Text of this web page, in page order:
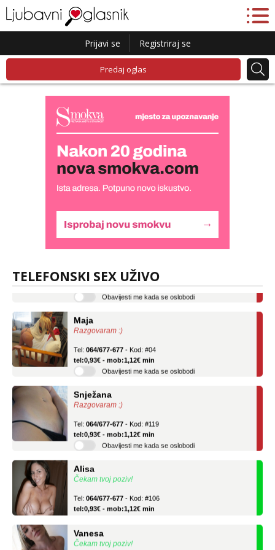
Prijavi se Registriraj se
Predaj oglas
TELEFONSKI SEX UŽIVO
Liliana
Razgovaram :)
tel:0,93€ - mob:1,12€ min
Razgovaram :)
tel:0,93€ - mob:1,12€ min
Obavijesti me kada se oslobodi
Razgovaram :)
tel:0,93€ - mob:1,12€ min
Obavijesti me kada se oslobodi
Čekam tvoj poziv!
tel:0,93€ - mob:1,12€ min
Čekam tvoj poziv!